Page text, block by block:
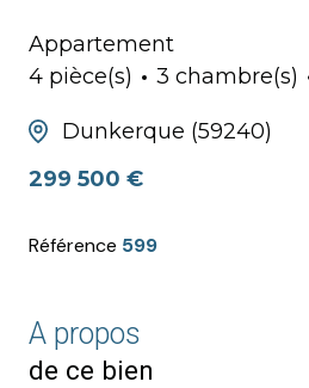
Appartement
4 pièce(s)
3 chambre(s)
Dunkerque (59240)
299 500 €
Référence 599
A propos
de ce bien